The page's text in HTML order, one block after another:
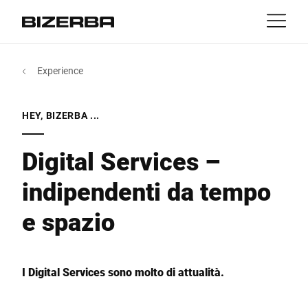
Experience
MyBizerba
America
Asia
Australia
Africa
HEY, BIZERBA ...
Digital Services –
indipendenti da tempo
e spazio
I Digital Services sono molto di attualità.
Experience